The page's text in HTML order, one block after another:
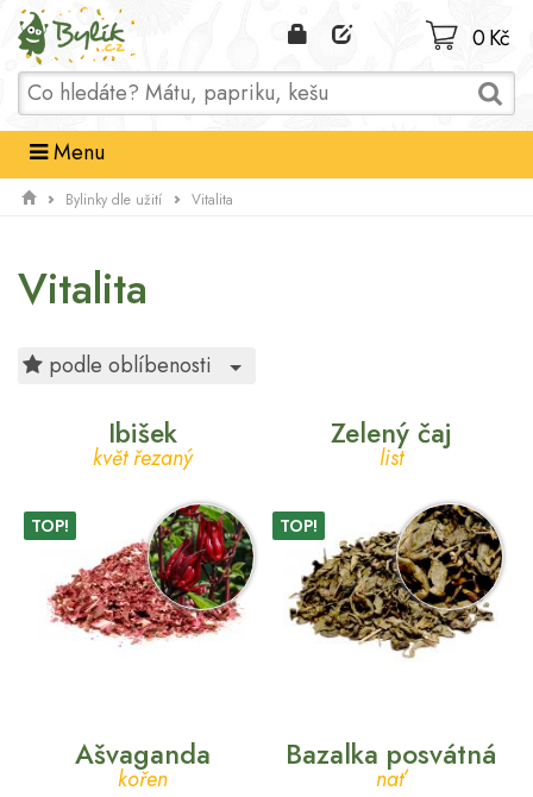
Domů
0 Kč
Menu
Bylinky dle užití Vitalita
Vitalita
podle oblíbenosti Toggle Dropdown
Ibišek
květ řezaný
TOP!
Zelený čaj
list
TOP!
Ašvaganda
kořen
Bazalka posvátná
nať